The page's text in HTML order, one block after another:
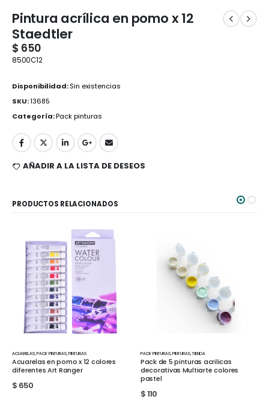
Pintura acrílica en pomo x 12
Staedtler
$ 650
8500C12
Disponibilidad:Sin existencias
SKU:13685
Categoría:Pack pinturas
AÑADIR A LA LISTA DE DESEOS
PRODUCTOS RELACIONADOS
PACK PINTURAS,PINTURAS,TIENDA
Pack de 5 pinturas acrilicas
decorativas Multiarte colores
PACK PINTURAS
Pintura acrílica en pomo x 12
colores diferentes Art Ranger